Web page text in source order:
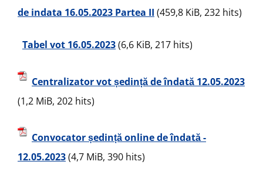
de indata 16.05.2023 Partea II (459,8 KiB, 232 hits)
Tabel vot 16.05.2023(6,6 KiB, 217 hits)
Centralizator vot ședință de îndată 12.05.2023
(1,2 MiB, 202 hits)
Convocator ședință online de îndată -
12.05.2023(4,7 MiB, 390 hits)